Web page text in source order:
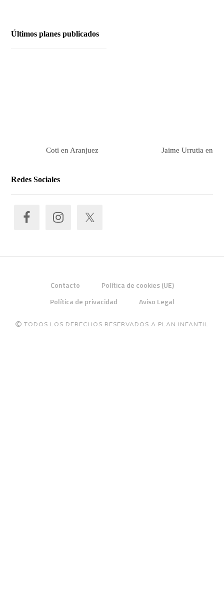
Últimos planes publicados
Coti en Aranjuez Jaime Urrutia en
Redes Sociales
Contacto
Política de cookies (UE)
Política de privacidad
Aviso Legal
TODOS LOS DERECHOS RESERVADOS A PLAN INFANTIL